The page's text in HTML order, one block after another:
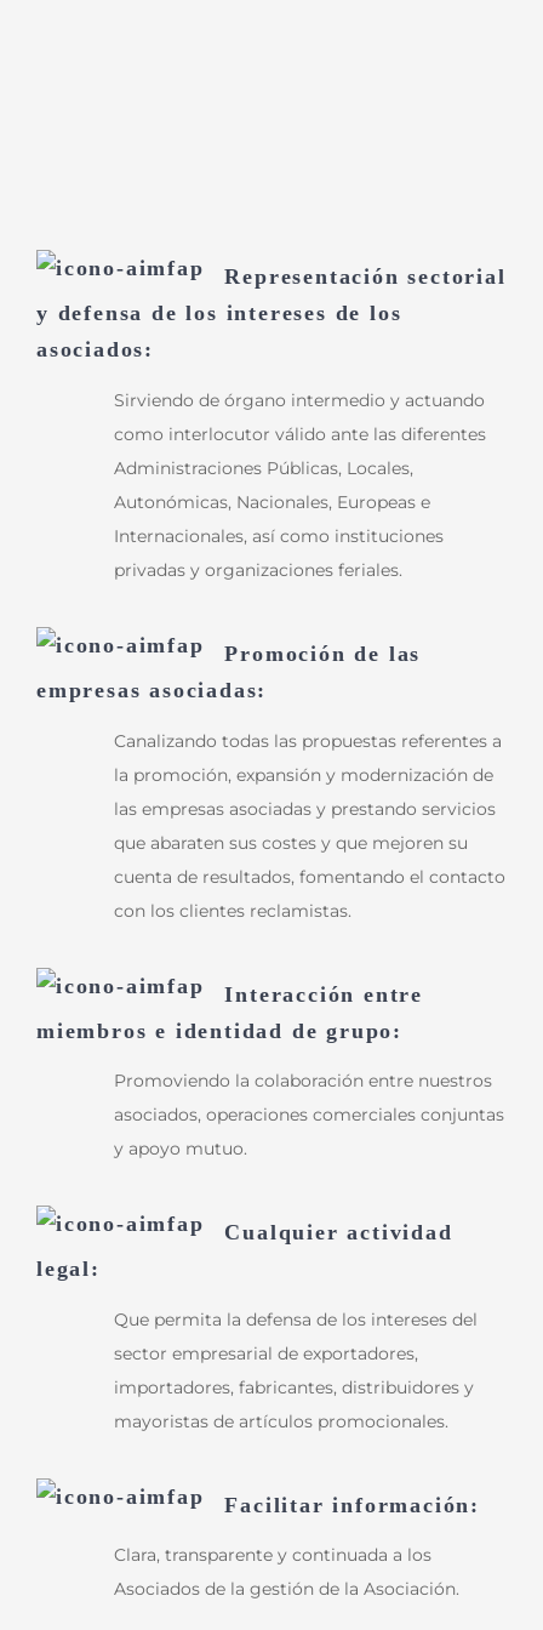
Representación sectorial
y defensa de los intereses de los
asociados:
Sirviendo de órgano intermedio y actuando
como interlocutor válido ante las diferentes
Administraciones Públicas, Locales,
Autonómicas, Nacionales, Europeas e
Internacionales, así como instituciones
privadas y organizaciones feriales.
Promoción de las
empresas asociadas:
Canalizando todas las propuestas referentes a
la promoción, expansión y modernización de
las empresas asociadas y prestando servicios
que abaraten sus costes y que mejoren su
cuenta de resultados, fomentando el contacto
con los clientes reclamistas.
Interacción entre
miembros e identidad de grupo:
Promoviendo la colaboración entre nuestros
asociados, operaciones comerciales conjuntas
y apoyo mutuo.
Cualquier actividad
legal:
Que permita la defensa de los intereses del
sector empresarial de exportadores,
importadores, fabricantes, distribuidores y
mayoristas de artículos promocionales.
Facilitar información:
Clara, transparente y continuada a los
Asociados de la gestión de la Asociación.